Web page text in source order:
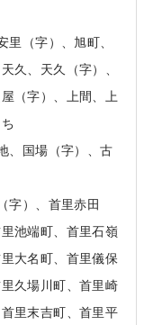
（字）、旭町、
久、天久（字）、
（字）、上間、上
、国場（字）、古
）、首里赤田
池端町、首里石嶺
大名町、首里儀保
久場川町、首里崎
里末吉町、首里平